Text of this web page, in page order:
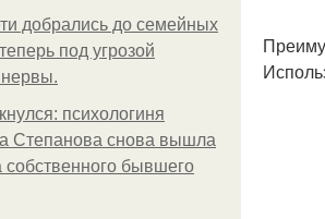
добрались до семейных
под угрозой
психологиня
Степанова снова вышла
собственного бывшего